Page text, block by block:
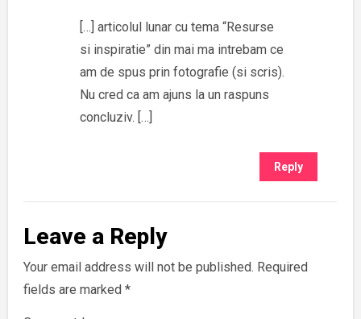
[…] articolul lunar cu tema “Resurse
si inspiratie” din mai ma intrebam ce
am de spus prin fotografie (si scris).
Nu cred ca am ajuns la un raspuns
concluziv. […]
Reply
Leave a Reply
Your email address will not be published. Required
fields are marked*